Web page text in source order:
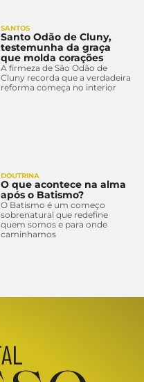
SANTOS
Santo Odão de Cluny,
testemunha da graça
que molda corações
A firmeza de São Odão de
Cluny recorda que a verdadeira
reforma começa no interior
DOUTRINA
O que acontece na alma
após o Batismo?
O Batismo é um começo
sobrenatural que redefine
quem somos e para onde
caminhamos